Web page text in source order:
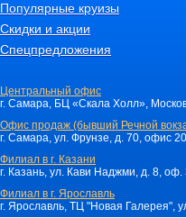
Популярные круизы
Скидки и акции
Спецпредложения
Центральный офис
г. Самара, БЦ «Скала Холл»,
Офис продаж (бывший Речной
г. Самара, ул. Фрунзе, д. 70, офис
Филиал в г. Казани
г. Казань, ул. Кави Наджми, д. 8,
Филиал в г. Ярославль
г. Ярославль, ТЦ "Новая Галерея",